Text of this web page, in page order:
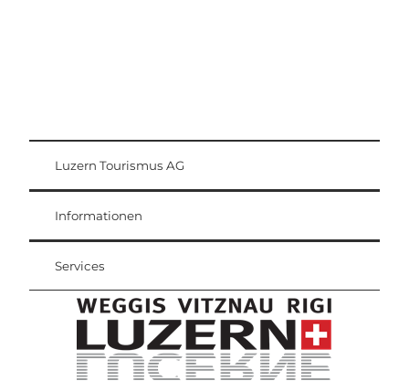
Gästekarte
Weggis Vitznau Rigi
Luzern Tourismus AG
Informationen
Services